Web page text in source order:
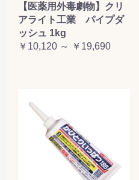
【医薬用外毒劇物】クリ
アライト工業 パイプダ
ッシュ 1kg
￥10,120 ～ ￥19,690